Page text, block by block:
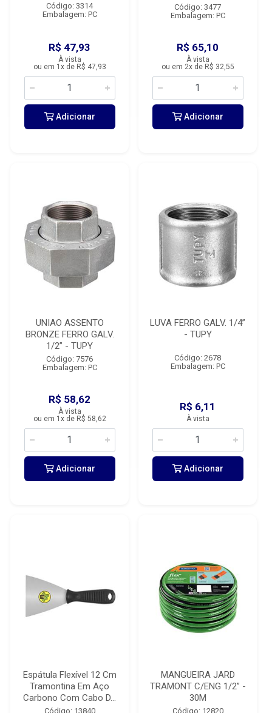
Código: 3314
Embalagem: PC
R$ 47,93
À vista
ou em 1x de R$ 47,93
Adicionar
Código: 3477
Embalagem: PC
R$ 65,10
À vista
ou em 2x de R$ 32,55
Adicionar
UNIAO ASSENTO
BRONZE FERRO GALV.
1/2” - TUPY
Código: 7576
Embalagem: PC
R$ 58,62
À vista
ou em 1x de R$ 58,62
Adicionar
LUVA FERRO GALV. 1/4”
- TUPY
Código: 2678
Embalagem: PC
R$ 6,11
À vista
Adicionar
Espátula Flexível 12 Cm
Tramontina Em Aço
Carbono Com Cabo D...
Código: 13840
MANGUEIRA JARD
TRAMONT C/ENG 1/2” -
30M
Código: 12820